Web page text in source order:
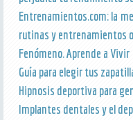
Entrenamientos.com: la
rutinas y entrenamientos
Fenómeno. Aprende a Vivir
Guía para elegir tus
Hipnosis deportiva para
Implantes dentales y el